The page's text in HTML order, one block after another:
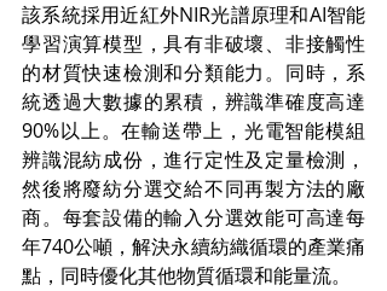
該系統採用近紅外NIR光譜原理和AI智能
學習演算模型，具有非破壞、非接觸性
的材質快速檢測和分類能力。同時，系
統透過大數據的累積，辨識準確度高達
90%以上。在輸送帶上，光電智能模組
辨識混紡成份，進行定性及定量檢測，
然後將廢紡分選交給不同再製方法的廠
商。每套設備的輸入分選效能可高達每
年740公噸，解決永續紡織循環的產業痛
點，同時優化其他物質循環和能量流。